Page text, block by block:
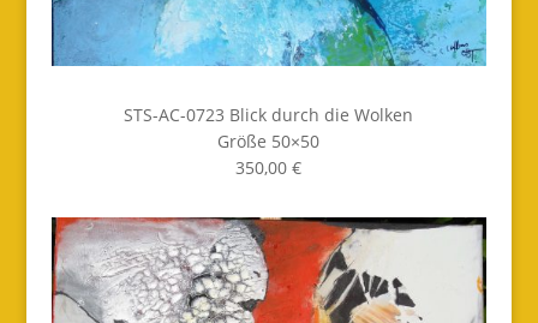
STS-AC-0723 Blick durch die Wolken
Größe 50×50
350,00 €